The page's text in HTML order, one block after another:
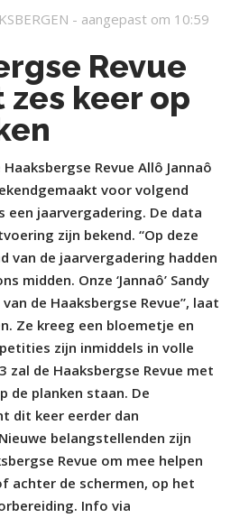
- aangepast om 10:59
Revue
zes keer op
Haaksbergse Revue Allô Jannaô
voor volgend
een jaarvergadering. De data
zijn bekend. “Op deze
van de jaarvergadering hadden
midden. Onze ‘Jannaô’ Sandy
de Haaksbergse Revue”, laat
Ze kreeg een bloemetje en
zijn inmiddels in volle
zal de Haaksbergse Revue met
de planken staan. De
dit keer eerder dan
belangstellenden zijn
Revue om mee helpen
achter de schermen, op het
Info via